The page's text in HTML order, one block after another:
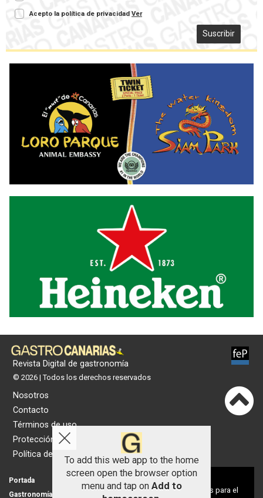
Acepto la política de privacidad Ver
Suscribir
Revista Digital de gastronomía
© 2026 | Todos los derechos reservados
Nosotros
Contacto
Términos de uso
Protección de datos
Política de cookies
Portada
Actualidad
Gastronomía
To add this web app to the home
screen open the browser option
menu and tap on Add to
Aviso sobre el Uso de cookies:
Utilizamos cookies nuestras y de terceros para el